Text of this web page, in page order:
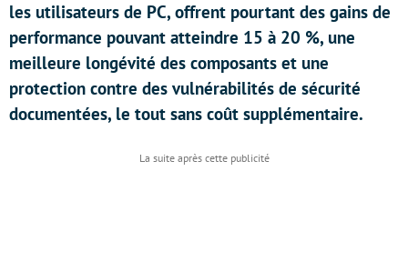
les utilisateurs de PC, offrent pourtant des gains de
performance pouvant atteindre 15 à 20 %, une
meilleure longévité des composants et une
protection contre des vulnérabilités de sécurité
documentées, le tout sans coût supplémentaire.